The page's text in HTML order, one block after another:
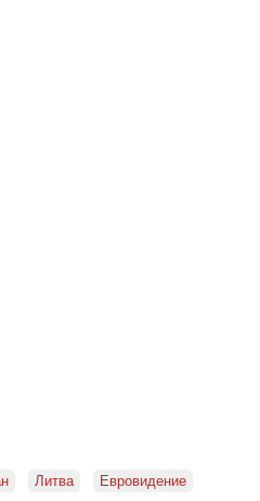
Литва Евровидение